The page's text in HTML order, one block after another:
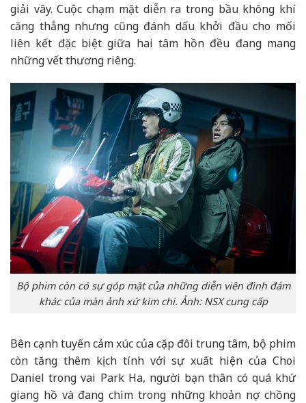
giải vây. Cuộc chạm mặt diễn ra trong bầu không khí
căng thẳng nhưng cũng đánh dấu khởi đầu cho mối
liên kết đặc biệt giữa hai tâm hồn đều đang mang
những vết thương riêng.
Bộ phim còn có sự góp mặt của những diễn viên đình đám
khác của màn ảnh xứ kim chi. Ảnh: NSX cung cấp
Bên cạnh tuyến cảm xúc của cặp đôi trung tâm, bộ phim
còn tăng thêm kịch tính với sự xuất hiện của Choi
Daniel trong vai Park Ha, người bạn thân có quá khứ
giang hồ và đang chìm trong những khoản nợ chồng